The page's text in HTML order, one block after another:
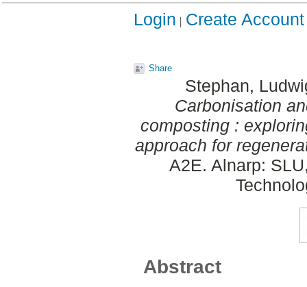
Login Create Account
Share
Stephan,
Carbonisation
composting :
approach for
A2E. Alnarp:
Abstract